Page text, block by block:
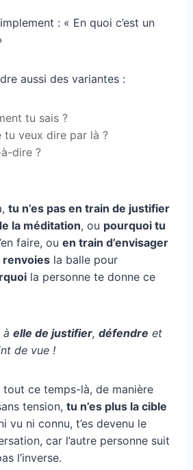
: « En quoi c’est un
aussi des variantes :
tu sais ?
tu veux dire par là ?
à-dire ?
tu n’es pas en train de justifier
la méditation, ou pourquoi tu
faire, ou en train d’envisager
renvoies la balle pour
la personne te donne ce
à elle de justifier, défendre et
de vue !
tout ce temps-là, de manière
tension, tu n’es plus la cible
vu ni connu, t’es devenu le
car l’autre personne suit
l’inverse.